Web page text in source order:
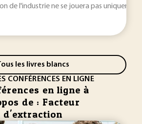
de l'industrie ne se jouera pas
les livres blancs
CONFÉRENCES EN LIGNE
en ligne à
de : Facteur
d'extraction